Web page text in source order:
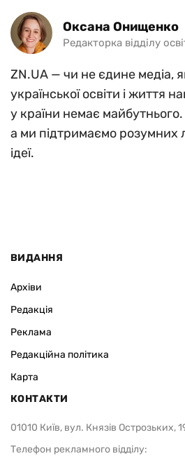
Оксана Онищенко
Редакторка відділу
ZN.UA — чи не єдине медіа,
української освіти і життя
у країни немає
а ми підтримаємо розумних
ідеї.
ВИДАННЯ
Архіви
Редакція
Реклама
Редакційна політика
Карта
КОНТАКТИ
01010 Київ, вул. Князів Острозьких,
Телефон рекламного відділу: